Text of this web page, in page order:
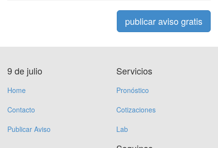
publicar aviso gratis
9 de julio
Home
Contacto
Publicar Aviso
Servicios
Pronóstico
Cotizaciones
Lab